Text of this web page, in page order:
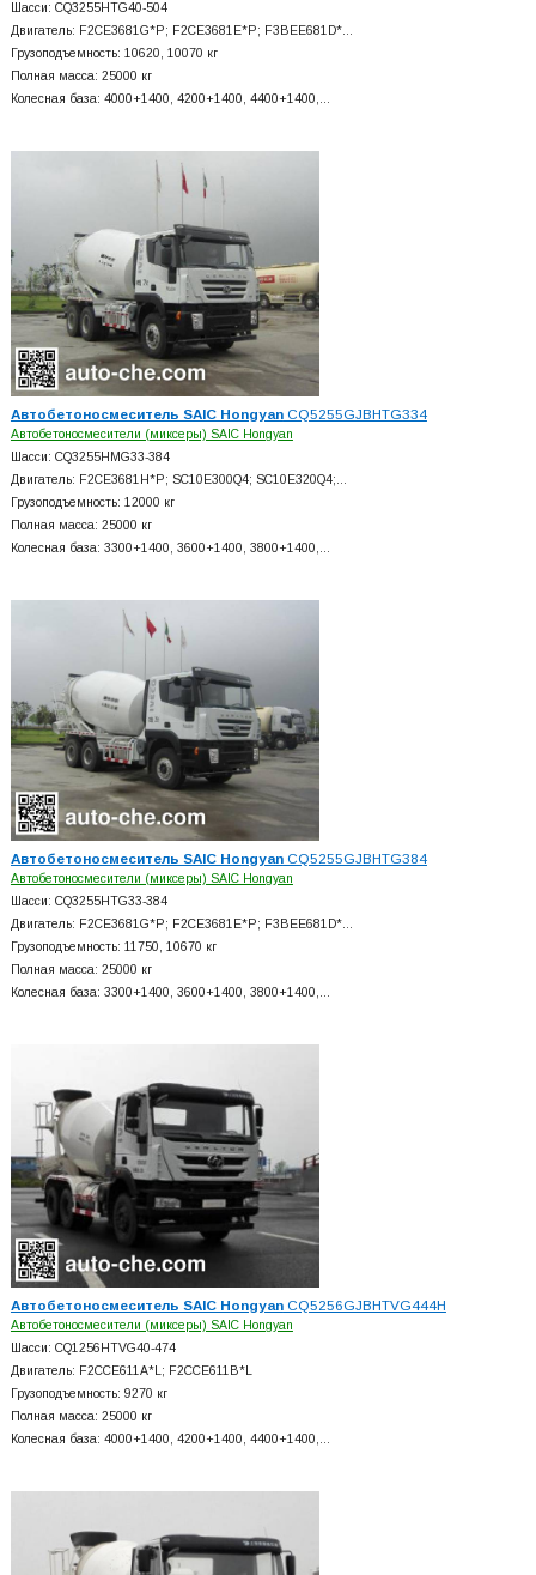
Шасси: CQ3255HTG40-504
Двигатель: F2CE3681G*P; F2CE3681E*P; F3BEE681D*…
Грузоподъемность: 10620, 10070 кг
Полная масса: 25000 кг
Колесная база: 4000+1400, 4200+1400, 4400+1400,…
Автобетоносмеситель SAIC HongyanCQ5255GJBHTG334
Автобетоносмесители (миксеры) SAIC Hongyan
Шасси: CQ3255HMG33-384
Двигатель: F2CE3681H*P; SC10E300Q4; SC10E320Q4;…
Грузоподъемность: 12000 кг
Полная масса: 25000 кг
Колесная база: 3300+1400, 3600+1400, 3800+1400,…
Автобетоносмеситель SAIC HongyanCQ5255GJBHTG384
Автобетоносмесители (миксеры) SAIC Hongyan
Шасси: CQ3255HTG33-384
Двигатель: F2CE3681G*P; F2CE3681E*P; F3BEE681D*…
Грузоподъемность: 11750, 10670 кг
Полная масса: 25000 кг
Колесная база: 3300+1400, 3600+1400, 3800+1400,…
Автобетоносмеситель SAIC HongyanCQ5256GJBHTVG444H
Автобетоносмесители (миксеры) SAIC Hongyan
Шасси: CQ1256HTVG40-474
Двигатель: F2CCE611A*L; F2CCE611B*L
Грузоподъемность: 9270 кг
Полная масса: 25000 кг
Колесная база: 4000+1400, 4200+1400, 4400+1400,…